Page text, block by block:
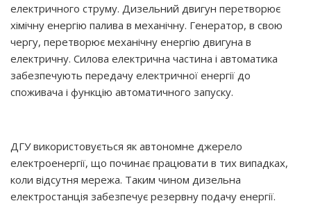
електричного струму. Дизельний двигун перетворює
хімічну енергію палива в механічну. Генератор, в свою
чергу, перетворює механічну енергію двигуна в
електричну. Силова електрична частина і автоматика
забезпечують передачу електричної енергії до
споживача і функцію автоматичного запуску.
ДГУ використовується як автономне джерело
електроенергії, що починає працювати в тих випадках,
коли відсутня мережа. Таким чином дизельна
електростанція забезпечує резервну подачу енергії.